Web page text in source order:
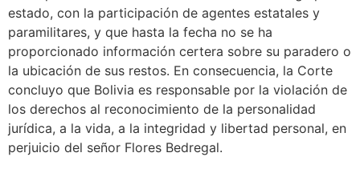
estado, con la participación de agentes estatales y
paramilitares, y que hasta la fecha no se ha
proporcionado información certera sobre su paradero o
la ubicación de sus restos. En consecuencia, la Corte
concluyo que Bolivia es responsable por la violación de
los derechos al reconocimiento de la personalidad
jurídica, a la vida, a la integridad y libertad personal, en
perjuicio del señor Flores Bedregal.